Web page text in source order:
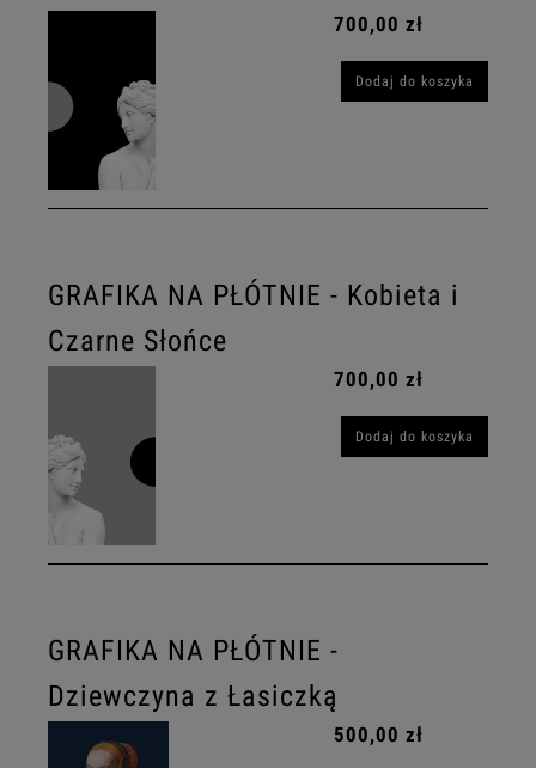
700,00 zł
Dodaj do koszyka
GRAFIKA NA PŁÓTNIE - Kobieta i
Czarne Słońce
700,00 zł
Dodaj do koszyka
GRAFIKA NA PŁÓTNIE -
Dziewczyna z Łasiczką
500,00 zł